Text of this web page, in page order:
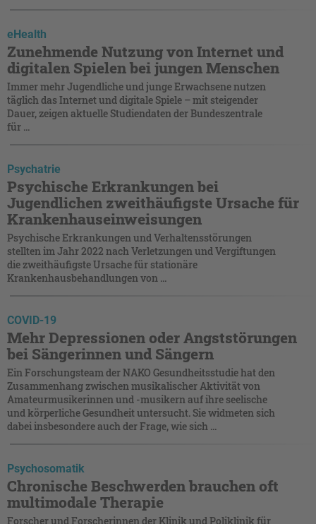
eHealth
Zunehmende Nutzung von Internet und
digitalen Spielen bei jungen Menschen
Immer mehr Jugendliche und junge Erwachsene nutzen
täglich das Internet und digitale Spiele – mit steigender
Dauer, zeigen aktuelle Studiendaten der Bundeszentrale
für ...
Psychatrie
Psychische Erkrankungen bei
Jugendlichen zweithäufigste Ursache für
Krankenhauseinweisungen
Psychische Erkrankungen und Verhaltensstörungen
stellten im Jahr 2022 nach Verletzungen und Vergiftungen
die zweithäufigste Ursache für stationäre
Krankenhausbehandlungen von ...
COVID-19
Mehr Depressionen oder Angststörungen
bei Sängerinnen und Sängern
Ein Forschungsteam der NAKO Gesundheitsstudie hat den
Zusammenhang zwischen musikalischer Aktivität von
Amateurmusikerinnen und -musikern auf ihre seelische
und körperliche Gesundheit untersucht. Sie widmeten sich
dabei insbesondere auch der Frage, wie sich ...
Psychosomatik
Chronische Beschwerden brauchen oft
multimodale Therapie
Forscher und Forscherinnen der Klinik und Poliklinik für